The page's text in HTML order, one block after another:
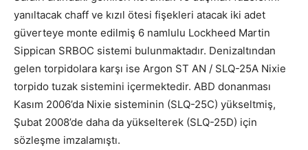
yanıltacak chaff ve kızıl ötesi fişekleri atacak iki adet
güverteye monte edilmiş 6 namlulu Lockheed Martin
Sippican SRBOC sistemi bulunmaktadır. Denizaltından
gelen torpidolara karşı ise Argon ST AN / SLQ-25A Nixie
torpido tuzak sistemini içermektedir. ABD donanması
Kasım 2006’da Nixie sisteminin (SLQ-25C) yükseltmiş,
Şubat 2008’de daha da yükselterek (SLQ-25D) için
sözleşme imzalamıştı.